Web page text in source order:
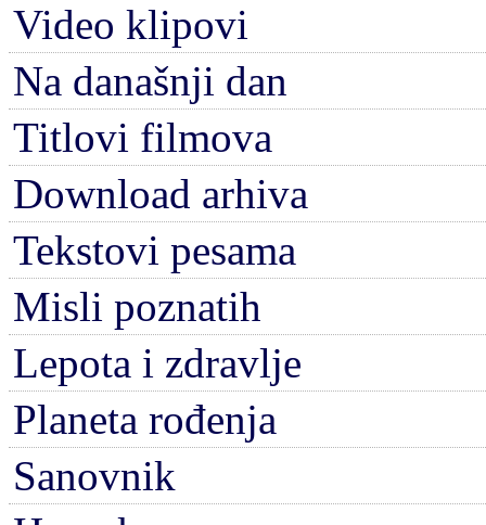
Video klipovi
Na današnji dan
Titlovi filmova
Download arhiva
Tekstovi pesama
Misli poznatih
Lepota i zdravlje
Planeta rođenja
Sanovnik